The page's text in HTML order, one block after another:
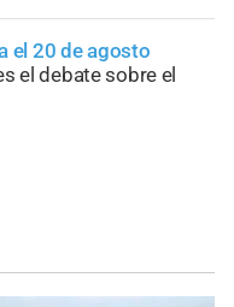
el 20 de agosto
el debate sobre el